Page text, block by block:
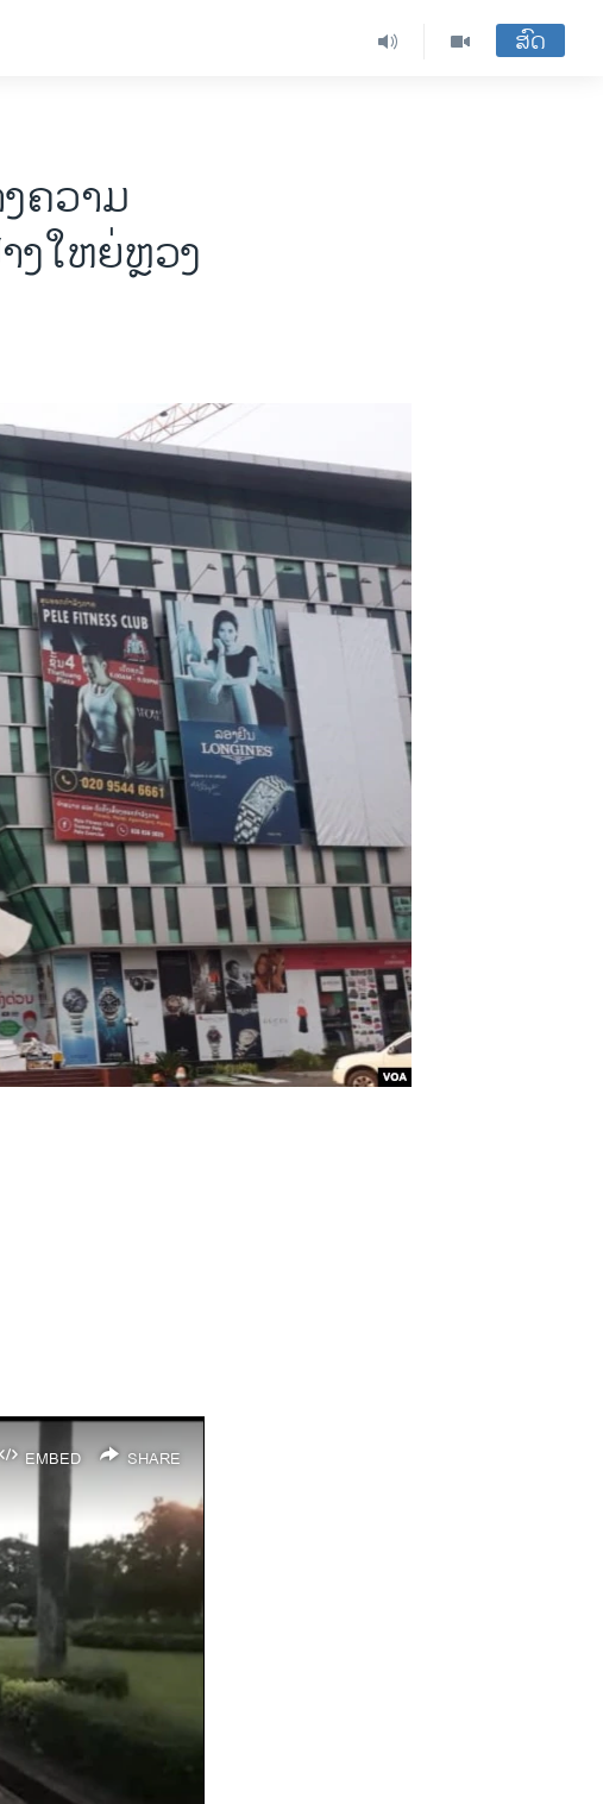
ສົດ
ຄວາມ
ໃຫຍ່ຫຼວງ
EMBED SHARE